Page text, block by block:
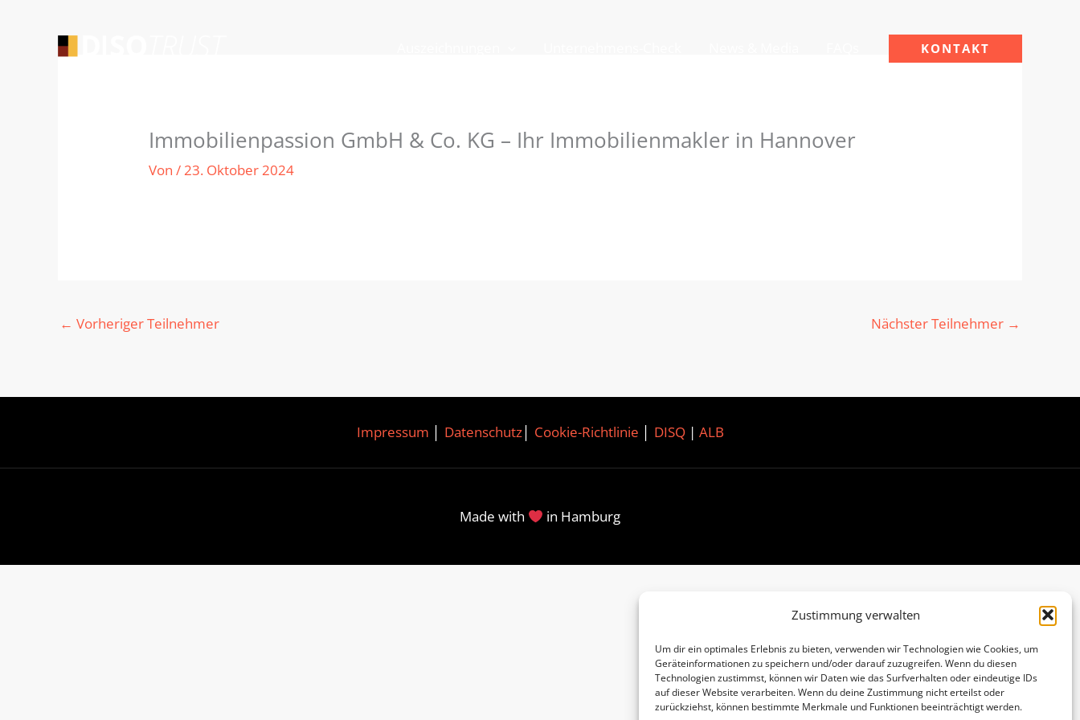
Zustimmung verwalten
Um dir ein optimales Erlebnis zu bieten, verwenden wir Technologien wie Cookies, um
Geräteinformationen zu speichern und/oder darauf zuzugreifen. Wenn du diesen
Technologien zustimmst, können wir Daten wie das Surfverhalten oder eindeutige IDs
auf dieser Website verarbeiten. Wenn du deine Zustimmung nicht erteilst oder
zurückziehst, können bestimmte Merkmale und Funktionen beeinträchtigt werden.
KONTAKT
Immobilienpassion GmbH & Co. KG – Ihr Immobilienmakler in Hannover
Von/23. Oktober 2024
← Vorheriger Teilnehmer Nächster Teilnehmer →
Impressum Datenschutz│ Cookie-Richtlinie DISQ| ALB
Made with in Hamburg